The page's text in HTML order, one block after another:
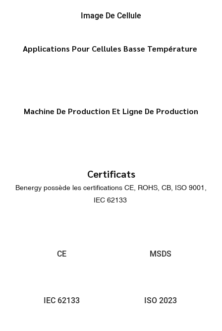
Image De Cellule
Applications Pour Cellules Basse Température
Machine De Production Et Ligne De Production
Certificats
Benergy possède les certifications CE, ROHS, CB, ISO 9001,
IEC 62133
CE MSDS
IEC 62133 ISO 2023